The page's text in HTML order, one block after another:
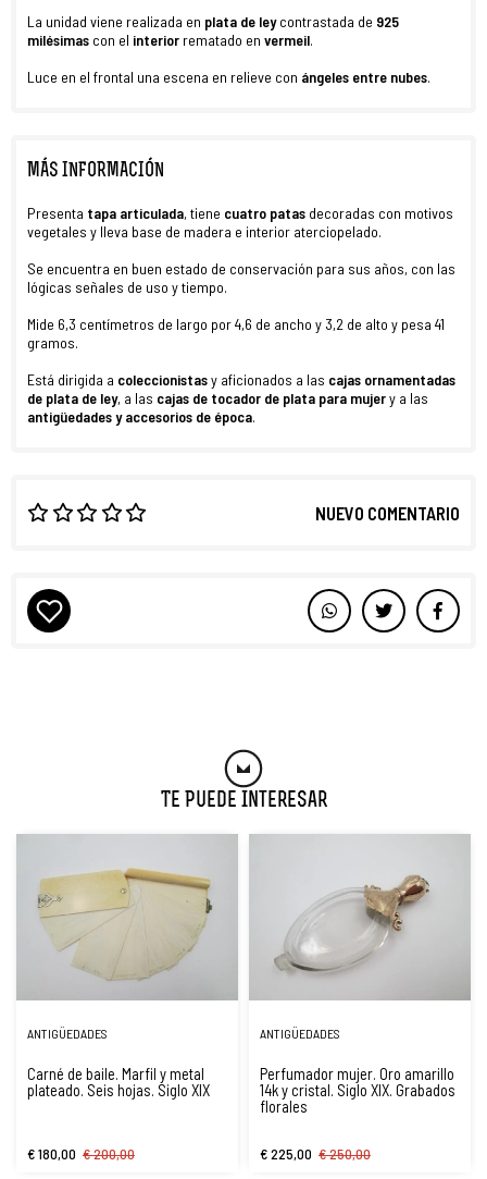
La unidad viene realizada en plata de leycontrastada de 925
milésimas con el interior rematado en vermeil.
Luce en el frontal una escena en relieve con ángeles entre nubes.
MÁS INFORMACIÓN
Presenta tapa articulada, tiene cuatro patas decoradas con motivos
vegetales y lleva base de madera e interior aterciopelado.
Se encuentra en buen estado de conservación para sus años, con las
lógicas señales de uso y tiempo.
Mide 6,3 centímetros de largo por 4,6 de ancho y 3,2 de alto y pesa 41
gramos.
Está dirigida a coleccionistasy aficionados a las cajas ornamentadas
de plata de ley, a las cajas de tocador de plata para mujery a las
antigüedades y accesorios de época.
NUEVO COMENTARIO
Te Puede Interesar
ANTIGÜEDADES
Carné de baile. Marfil y metal
plateado. Seis hojas. Siglo XIX
€ 180,00 € 200,00
ANTIGÜEDADES
Perfumador mujer. Oro amarillo
14k y cristal. Siglo XIX. Grabados
florales
€ 225,00 € 250,00